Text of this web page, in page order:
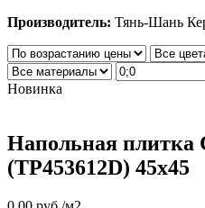
Производитель: Тянь-Шань
Новинка
Напольная
(TP453612D) 45х45